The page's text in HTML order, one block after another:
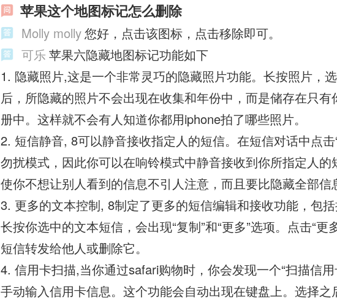
苹果这个地图标记怎么删除
Molly molly您好，点击该图标，点击移除即可。
可乐 苹果六隐藏地图标记功能如下
1. 隐藏照片,这是一个非常灵巧的隐藏照片功能。长按照片，
后，所隐藏的照片不会出现在收集和年份中，而是储存在只有
册中。这样就不会有人知道你都用iphone拍了哪些照片。
2. 短信静音, 8可以静音接收指定人的短信。在短信对话中点击
勿扰模式，因此你可以在响铃模式中静音接收到你所指定人的
使你不想让别人看到的信息不引人注意，而且要比隐藏全部信
3. 更多的文本控制, 8制定了更多的短信编辑和接收功能，包括
长按你选中的文本短信，会出现“复制”和“更多”选项。点击“更
短信转发给他人或删除它。
4. 信用卡扫描,当你通过safari购物时，你会发现一个“扫描信
手动输入信用卡信息。这个功能会自动出现在键盘上。选择之